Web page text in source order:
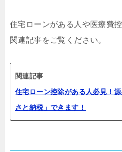
住宅ローンがある人や医療費
関連記事をご覧ください。
関連記事
住宅ローン控除がある人必見！
さと納税」できます！